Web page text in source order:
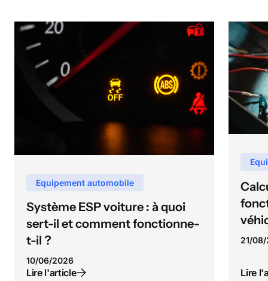
Equipement automobile
Système ESP voiture : à quoi
sert-il et comment fonctionne-
t-il ?
10/06/2026
Lire l'article
21/08/
Lire